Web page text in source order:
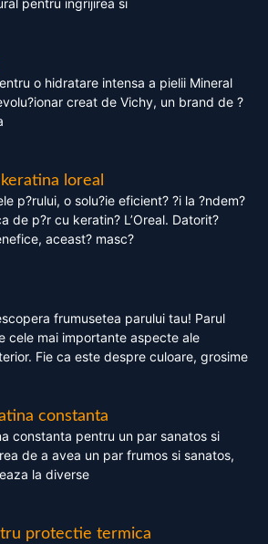
pentru ingrijirea si
o hidratare intensa a pielii Mineral
creat de Vichy, un brand de ?
loreal
p?rului, o solu?ie eficient? ?i la ?ndem?
de p?r cu keratin? L’Oreal. Datorit?
aceast? masc?
frumusetea parului tau! Parul
cele mai importante aspecte ale
Fie ca este despre culoare, grosime
constanta
constanta pentru un par sanatos si
de a avea un par frumos si sanatos,
la diverse
protectie termica